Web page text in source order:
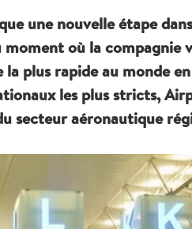
une nouvelle étape
où la compagnie
la plus rapide au monde
les plus stricts,
secteur aéronautique